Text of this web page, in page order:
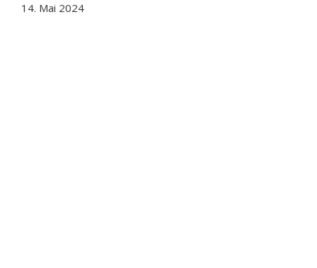
14. Mai 2024